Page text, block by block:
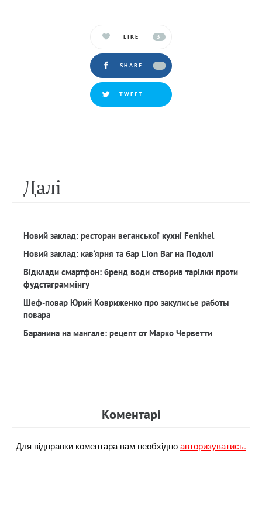
LIKE 3
SHARE
TWEET
Далi
Новий заклад: ресторан веганської кухні Fenkhel
Новий заклад: кав‘ярня та бар Lion Bar на Подолі
Відклади смартфон: бренд води створив тарілки проти
фудстаграммінгу
Шеф-повар Юрий Ковриженко про закулисье работы
повара
Баранина на мангале: рецепт от Марко Черветти
Коментарi
Для вiдправки коментара вам необхiдноавторизуватись.